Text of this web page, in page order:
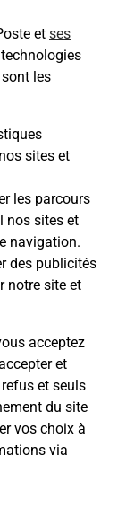
et ses
les
sites et
les parcours
nos sites et
navigation.
des publicités
notre site et
acceptez
et
et seuls
du site
vos choix à
via
contact
posées
?
?
la 5G
forfait
?